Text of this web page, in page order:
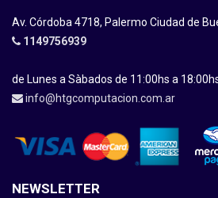
Av. Córdoba 4718, Palermo Ciudad de
1149756939
de Lunes a Sàbados de 11:00hs a
info@htgcomputacion.com.ar
NEWSLETTER